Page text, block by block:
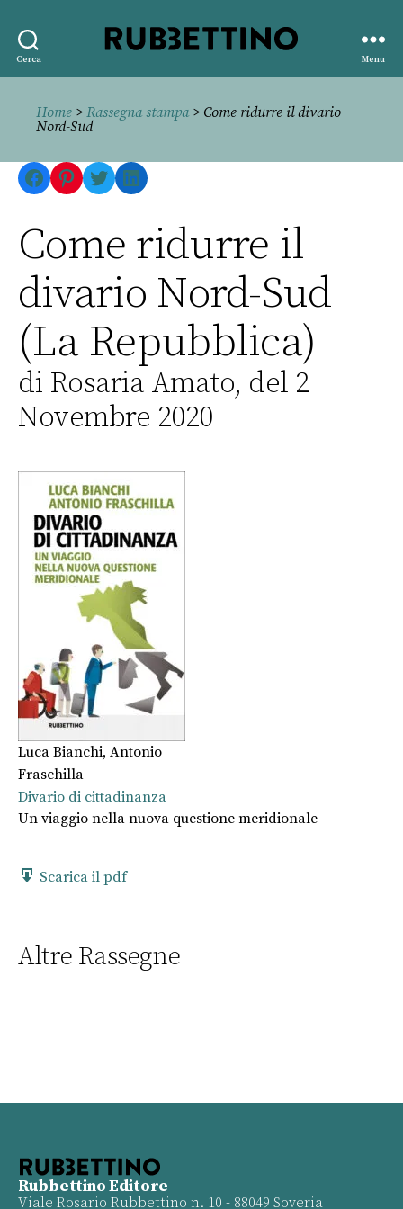
Cerca
editore
Menu
Home > Rassegna stampa> Come ridurre il divario
Nord-Sud
Facebook
Pinterest
TwitterLinkedIn
Come ridurre il
divario Nord-Sud
(La Repubblica)
di Rosaria Amato, del 2
Novembre 2020
Luca Bianchi, Antonio
Fraschilla
Divario di cittadinanza
Un viaggio nella nuova questione meridionale
Scarica il pdf
Altre Rassegne
Rubbettino Editore
Viale Rosario Rubbettino n. 10 - 88049 Soveria